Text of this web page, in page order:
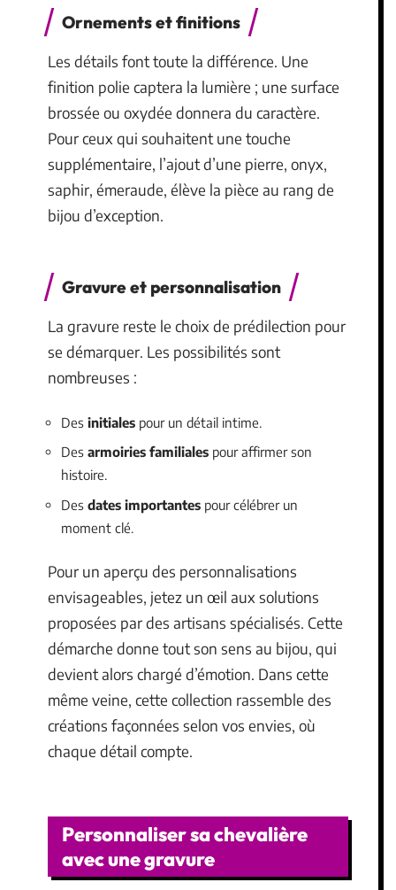
Ornements et finitions
Les détails font toute la différence. Une
finition polie captera la lumière ; une surface
brossée ou oxydée donnera du caractère.
Pour ceux qui souhaitent une touche
supplémentaire, l’ajout d’une pierre, onyx,
saphir, émeraude, élève la pièce au rang de
bijou d’exception.
Gravure et personnalisation
La gravure reste le choix de prédilection pour
se démarquer. Les possibilités sont
nombreuses :
Des initiales pour un détail intime.
Des armoiries familiales pour affirmer son
histoire.
Des dates importantes pour célébrer un
moment clé.
Pour un aperçu des personnalisations
envisageables, jetez un œil aux solutions
proposées par des artisans spécialisés. Cette
démarche donne tout son sens au bijou, qui
devient alors chargé d’émotion. Dans cette
même veine, cette collection rassemble des
créations façonnées selon vos envies, où
chaque détail compte.
Personnaliser sa chevalière
avec une gravure